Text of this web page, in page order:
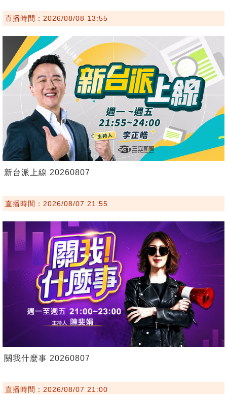
直播時間：2026/08/08 13:55
新台派上線 20260807
直播時間：2026/08/07 21:55
關我什麼事 20260807
直播時間：2026/08/07 21:00